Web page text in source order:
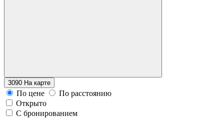
3090 На карте
По цене
По расстоянию
Открыто
С бронированием